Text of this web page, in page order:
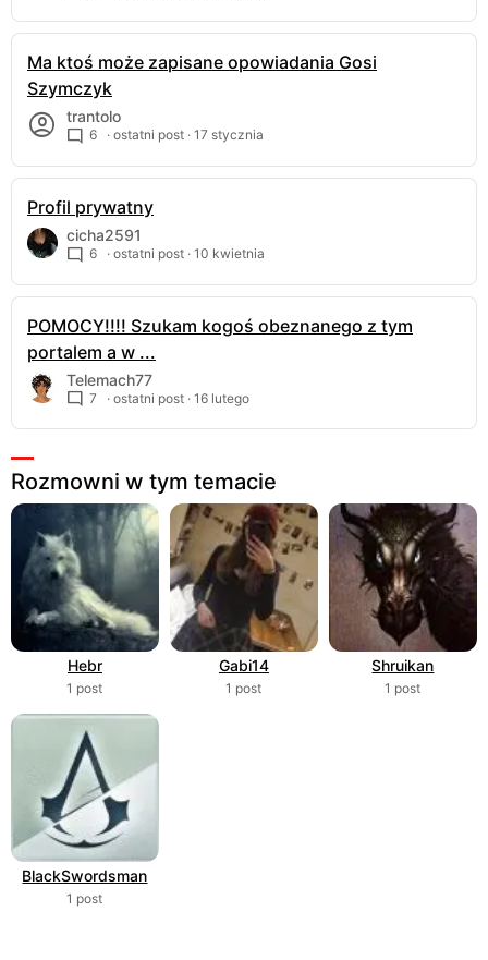
Ma ktoś może zapisane opowiadania Gosi
Szymczyk
trantolo
6 · ostatni post · 17 stycznia
Profil prywatny
cicha2591
6 · ostatni post · 10 kwietnia
POMOCY!!!! Szukam kogoś obeznanego z tym
portalem a w ...
Telemach77
7 · ostatni post · 16 lutego
Rozmowni w tym temacie
Hebr
1 post
Gabi14
1 post
Shruikan
1 post
BlackSwordsman
1 post